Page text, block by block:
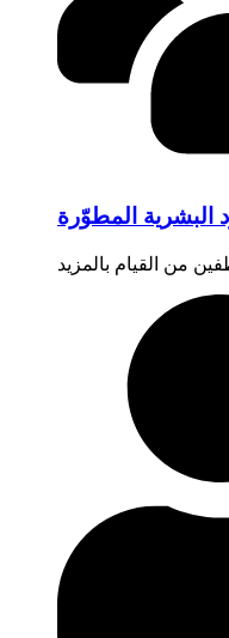
البشرية المطوّرة
من القيام بالمزيد